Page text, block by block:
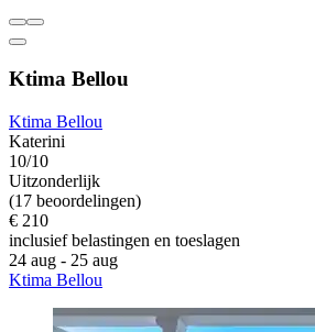
Ktima Bellou
Ktima Bellou
Katerini
10/10
Uitzonderlijk
(17 beoordelingen)
€ 210
inclusief belastingen en toeslagen
24 aug - 25 aug
Ktima Bellou